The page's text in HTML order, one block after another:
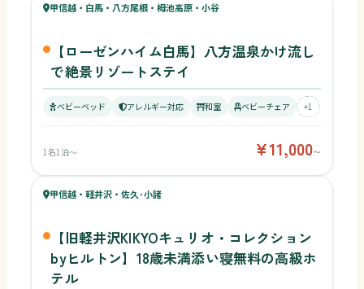
57ベビー
甲信越・白馬・八方尾根・栂池高原・小谷
【ローゼンハイム白馬】八方温泉かけ流し
で絶景リゾートステイ
ベビーベッド アレルギー対応 和室 ベビーチェア +1
1名1泊〜 ¥11,000〜
56ベビー
50キッズ
甲信越・軽井沢・佐久･小諸
【旧軽井沢KIKYOキュリオ・コレクション
byヒルトン】18歳未満添い寝無料の高級ホ
テル